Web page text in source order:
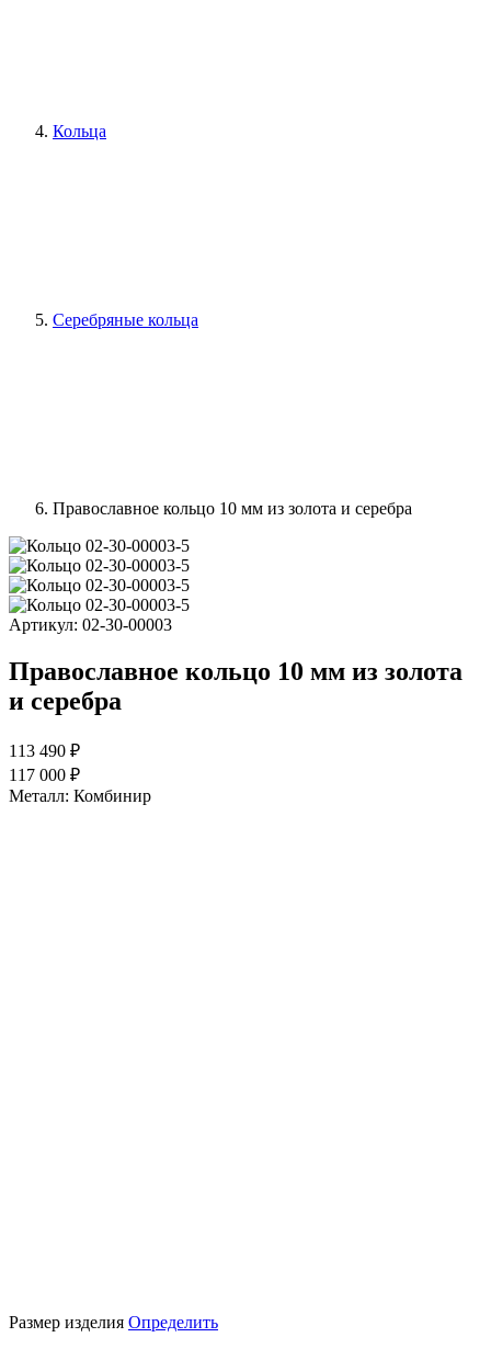
Кольца
Серебряные кольца
Православное кольцо 10 мм из золота и серебра
Артикул: 02-30-00003
Православное кольцо 10 мм из золота
и серебра
113 490 ₽
117 000 ₽
Металл: Комбинир
Размер изделия Определить